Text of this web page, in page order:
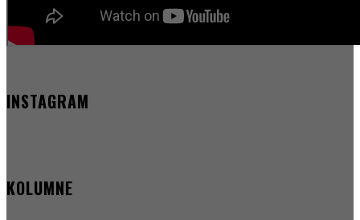
INSTAGRAM
KOLUMNE